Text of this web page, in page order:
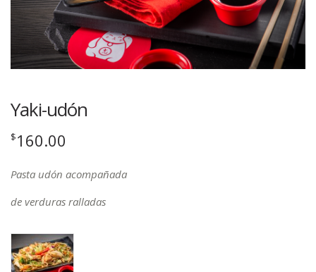
Yaki-udón
$160.00
Pasta udón acompañada
de verduras ralladas